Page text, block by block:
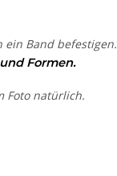
ein Band befestigen.
Formen.
Foto natürlich.